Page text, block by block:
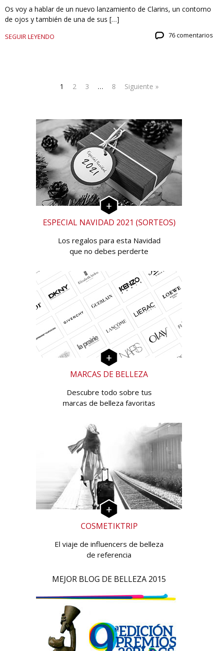
Os voy a hablar de un nuevo lanzamiento de Clarins, un contorno
de ojos y también de una de sus […]
SEGUIR LEYENDO 76 comentarios
1 2 3 … 8 Siguiente »
ESPECIAL NAVIDAD 2021 (SORTEOS)
Los regalos para esta Navidad
que no debes perderte
MARCAS DE BELLEZA
Descubre todo sobre tus
marcas de belleza favoritas
COSMETIKTRIP
El viaje de influencers de belleza
de referencia
MEJOR BLOG DE BELLEZA 2015